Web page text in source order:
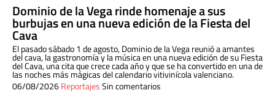
Dominio de la Vega rinde homenaje a sus
burbujas en una nueva edición de la Fiesta del
Cava
El pasado sábado 1 de agosto, Dominio de la Vega reunió a amantes
del cava, la gastronomía y la música en una nueva edición de su Fiesta
del Cava, una cita que crece cada año y que se ha convertido en una de
las noches más mágicas del calendario vitivinícola valenciano.
06/08/2026ReportajesSin comentarios